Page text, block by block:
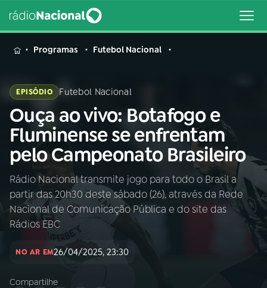
MENU
Buscar
na
Rádio
Nacional
Buscar
AO VIVO
01INÍCIO
02A RÁDIO
Programas Futebol Nacional
EPISÓDIO Futebol Nacional
Ouça ao vivo: Botafogo e
Fluminense se enfrentam
pelo Campeonato Brasileiro
Rádio Nacional transmite jogo para todo o Brasil a
partir das 20h30 deste sábado (26), através da Rede
Nacional de Comunicação Pública e do site das
Rádios EBC
NO AR EM26/04/2025, 23:30
Compartilhe